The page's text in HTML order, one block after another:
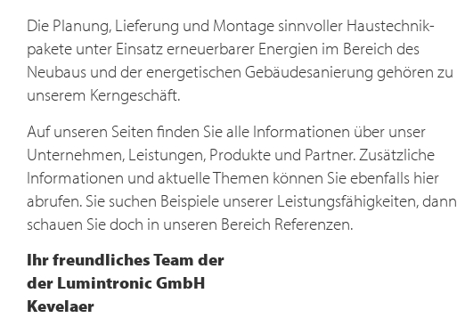
Die Planung, Lieferung und Montage sinnvoller Haustechnik­
pakete unter Einsatz erneuerbarer Energien im Bereich des
Neubaus und der energetischen Gebäudesanierung gehören zu
unserem Kerngeschäft.
Auf unseren Seiten finden Sie alle Informationen über unser
Unternehmen, Leistungen, Produkte und Partner. Zusätzliche
Informationen und aktuelle Themen können Sie ebenfalls hier
abrufen. Sie suchen Beispiele unserer Leistungsfähigkeiten, dann
schauen Sie doch in unseren Bereich Referenzen.
Ihr freundliches Team der
der Lumintronic GmbH
Kevelaer